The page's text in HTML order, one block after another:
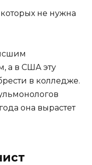
а в США эту
в колледже.
она вырастет